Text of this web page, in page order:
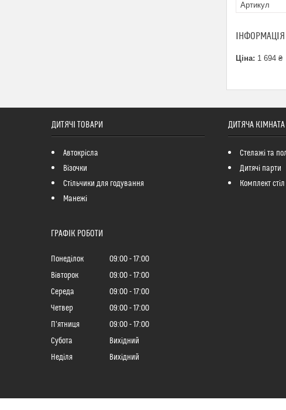
Артикул
Ціна: 1 694 ₴
ДИТЯЧІ ТОВАРИ
Автокрісла
Візочки
Стільчики для годування
Манежі
ДИТЯЧА КІМНАТА
Стелажі та
Дитячі парти
Комплект стіл
ГРАФІК РОБОТИ
Понеділок 09:00
17:00
Вівторок
09:00
17:00
Середа
09:00
17:00
Четвер
09:00
17:00
Пʼятниця
09:00
17:00
Субота
Вихідний
Неділя
Вихідний